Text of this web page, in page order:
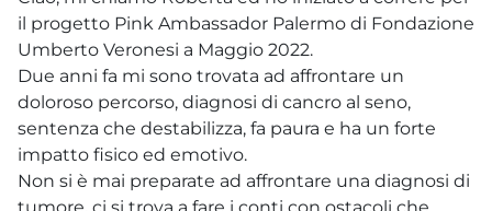
il progetto Pink Ambassador Palermo di Fondazione
Umberto Veronesi a Maggio 2022.
Due anni fa mi sono trovata ad affrontare un
doloroso percorso, diagnosi di cancro al seno,
sentenza che destabilizza, fa paura e ha un forte
impatto fisico ed emotivo.
Non si è mai preparate ad affrontare una diagnosi di